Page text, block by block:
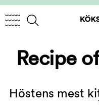
Recipe
Höstens mest